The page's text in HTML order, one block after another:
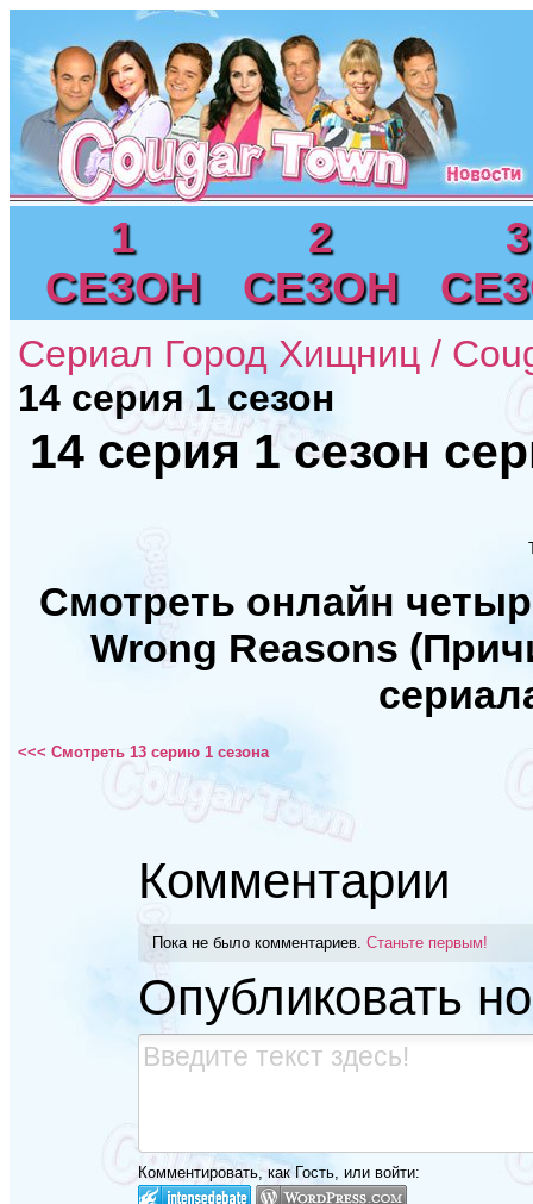
1
СЕЗОН
2
СЕЗОН
3
Сериал Город Хищниц /
14 серия 1 сезон
14 серия 1 сезон
Смотреть онлайн
Wrong Reasons
<<< Смотреть 13 серию 1 сезона
Комментарии
Пока не было комментариев. Станьте первым!
Опубликовать
Комментировать, как Гость, или войти: